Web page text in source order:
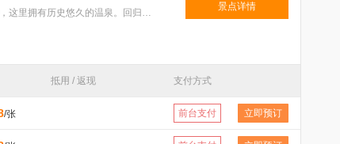
特色：山海间温泉艺术中心隐藏在秦皇岛冷口关群山怀抱之中，这里拥有历史悠久的温泉。回归自然，与自然
景点详情
抵用 / 返现 支付方式
/张 前台支付 立即预订